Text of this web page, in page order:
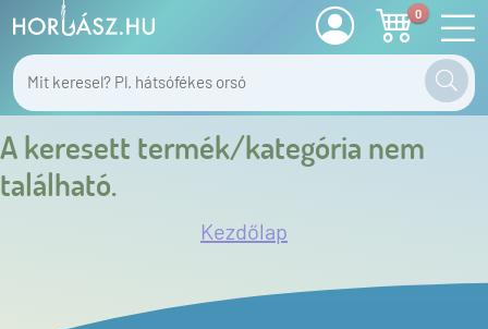
0
A keresett termék/kategória nem
található.
Kezdőlap